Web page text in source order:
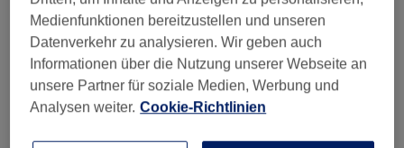
Damen - Coloration, Schnitt & Föhnen (7 ab 100 €
Herren - Haarschnitte & Stylings (1 ) 35 €
Medienfunktionen bereitzustellen und unseren
Datenverkehr zu analysieren. Wir geben auch
Informationen über die Nutzung unserer Webseite an
unsere Partner für soziale Medien, Werbung und
Analysen weiter. Cookie-Richtlinien